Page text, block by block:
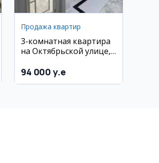
Продажа квартир
3-комнатная квартира
на Октябрьской улице,
94 000 y.e